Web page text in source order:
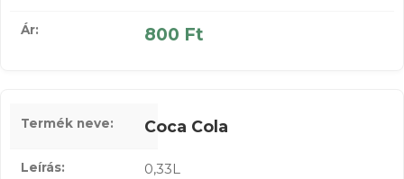
800 Ft
Coca Cola
0,33L